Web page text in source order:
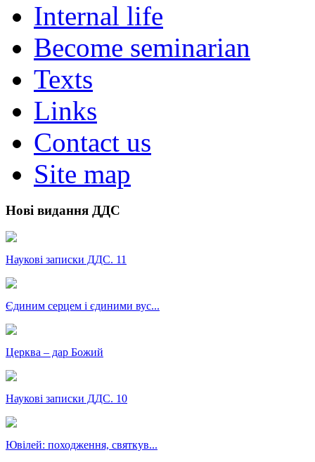
Internal life
Become seminarian
Texts
Links
Contact us
Site map
Нові видання ДДС
Наукові записки ДДС. 11
Єдиним серцем і єдиними вус...
Церква – дар Божий
Наукові записки ДДС. 10
Ювілей: походження, святкув...